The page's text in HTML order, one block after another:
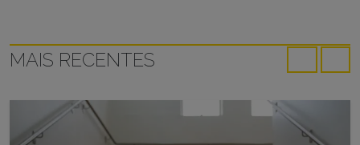
MAIS RECENTES